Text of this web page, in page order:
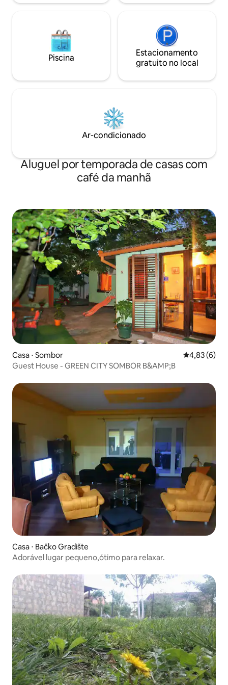
Piscina
Estacionamento
gratuito no local
Ar-condicionado
Aluguel por temporada de casas com
café da manhã
Casa ⋅ Sombor 4,83 de uma
4,83 (6)
Guest House - GREEN CITY SOMBOR B&AMP;B
Casa ⋅ Bačko Gradište
Adorável lugar pequeno,ótimo para relaxar.